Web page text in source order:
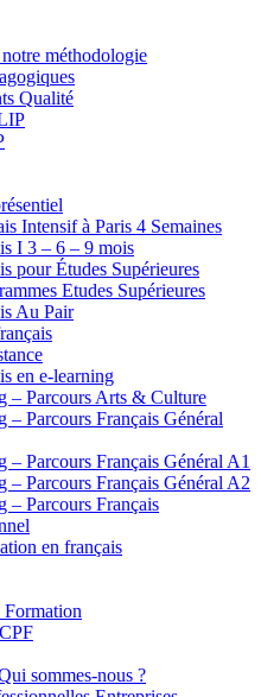
méthodologie
Qualité
Intensif à Paris 4 Semaines
I 3 – 6 – 9 mois
pour Études Supérieures
Etudes Supérieures
Au Pair
en e-learning
– Parcours Arts & Culture
– Parcours Français Général
– Parcours Français Général A1
– Parcours Français Général A2
– Parcours Français
en français
Formation
sommes-nous ?